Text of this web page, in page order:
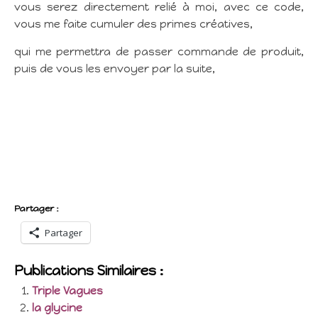
vous serez directement relié à moi, avec ce code,
vous me faite cumuler des primes créatives,
qui me permettra de passer commande de produit,
puis de vous les envoyer par la suite,
Partager :
Partager
Publications Similaires :
Triple Vagues
la glycine